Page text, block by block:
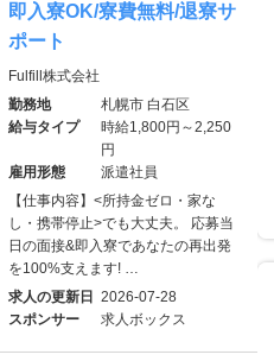
即入寮OK/寮費無料/退寮サ
ポート
Fulfill株式会社
勤務地
札幌市 白石区
給与タイプ
時給1,800円～2,250
円
雇用形態
派遣社員
【仕事内容】<所持金ゼロ・家な
し・携帯停止>でも大丈夫。 応募当
日の面接&即入寮であなたの再出発
を100%支えます! …
求人の更新日
2026-07-28
スポンサー
求人ボックス